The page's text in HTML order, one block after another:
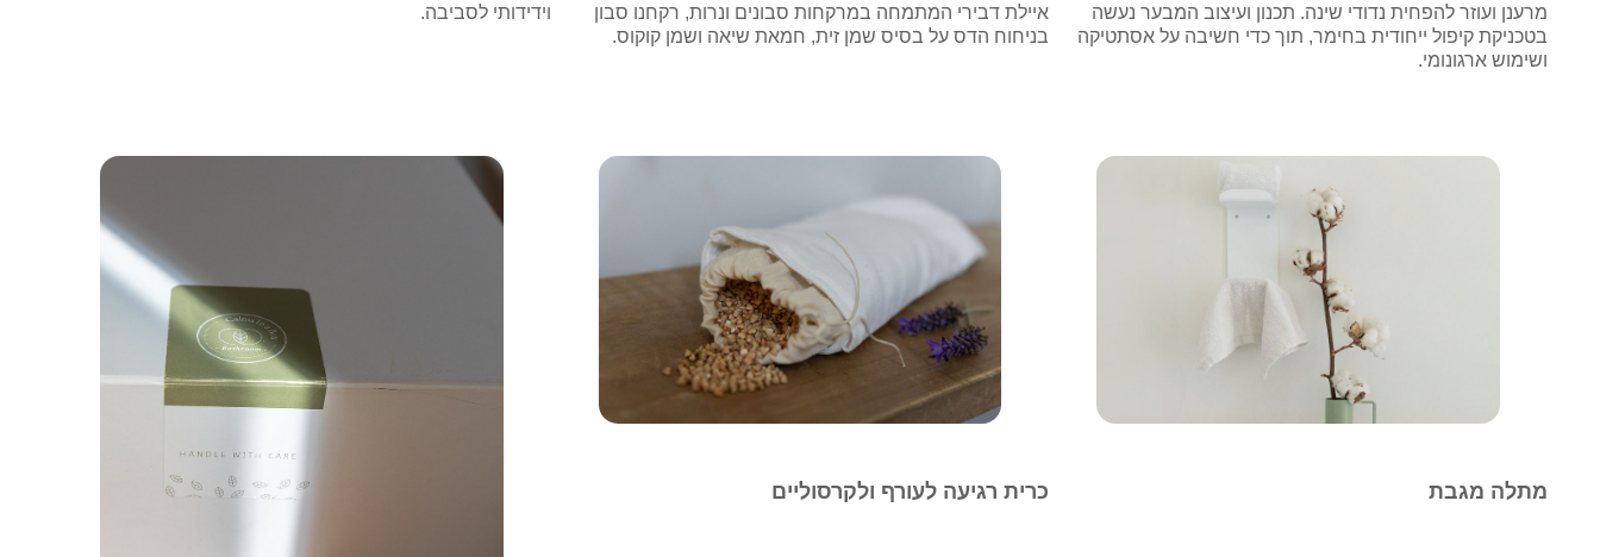
מרענן ועוזר להפחית נדודי שינה. תכנון ועיצוב המבער נעשה
בטכניקת קיפול ייחודית בחימר, תוך כדי חשיבה על אסתטיקה
ושימוש ארגונומי.
איילת דבירי המתמחה במרקחות סבונים ונרות, רקחנו סבון
בניחוח הדס על בסיס שמן זית, חמאת שיאה ושמן קוקוס.
וידידותי לסביבה.
מתלה מגבת כרית רגיעה לעורף ולקרסוליים